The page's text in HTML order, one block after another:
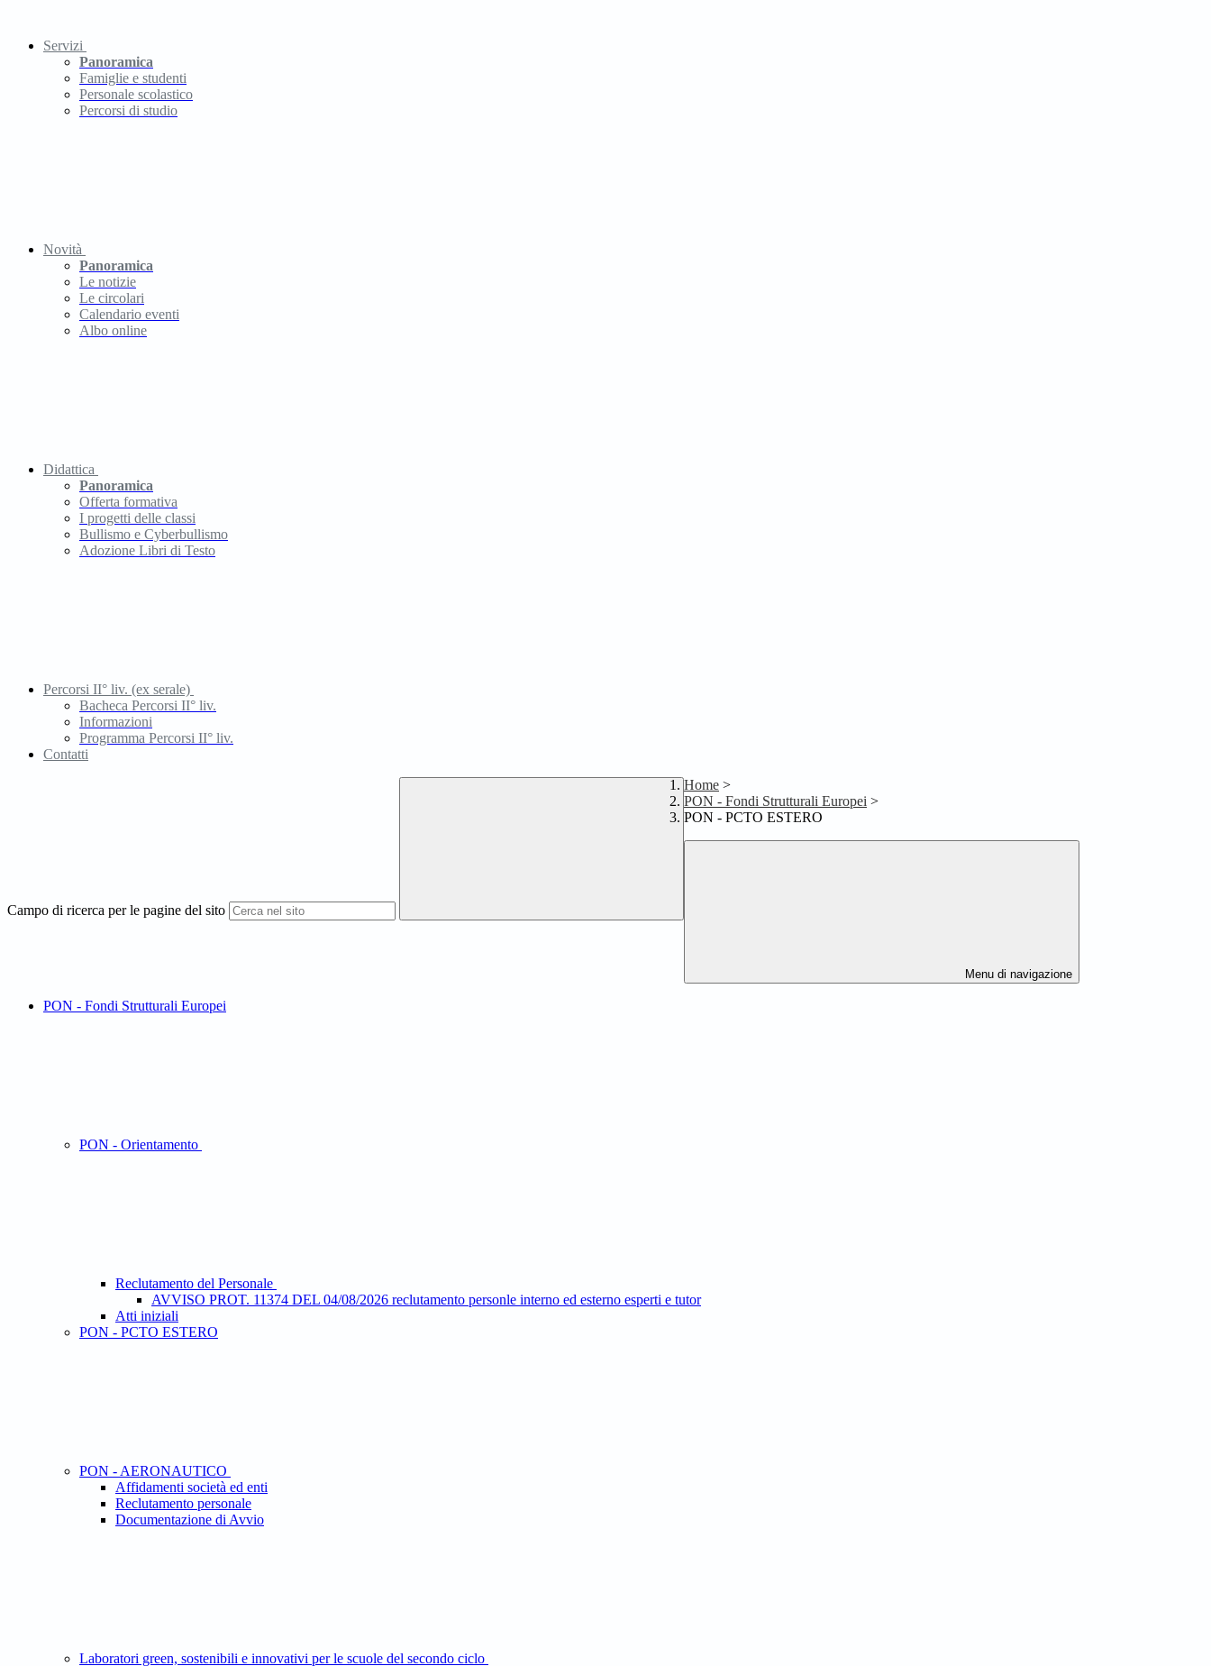
Servizi
Panoramica
Famiglie e studenti
Personale scolastico
Percorsi di studio
Novità
Panoramica
Le notizie
Le circolari
Calendario eventi
Albo online
Didattica
Panoramica
Offerta formativa
I progetti delle classi
Bullismo e Cyberbullismo
Adozione Libri di Testo
Percorsi II° liv. (ex serale)
Bacheca Percorsi II° liv.
Informazioni
Programma Percorsi II° liv.
Contatti
Campo di ricerca per le pagine del sito
Home >
PON - Fondi Strutturali Europei >
PON - PCTO ESTERO
Menu di navigazione
PON - Fondi Strutturali Europei
PON - Orientamento
Reclutamento del Personale
AVVISO PROT. 11374 DEL 04/08/2026 reclutamento personle interno ed esterno esperti e tutor
Atti iniziali
PON - PCTO ESTERO
PON - AERONAUTICO
Affidamenti società ed enti
Reclutamento personale
Documentazione di Avvio
Laboratori green, sostenibili e innovativi per le scuole del secondo ciclo